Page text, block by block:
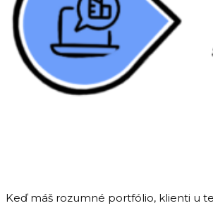
Keď máš rozumné portfólio, klienti u